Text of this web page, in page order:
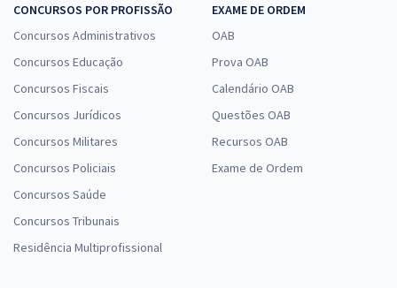
CONCURSOS POR PROFISSÃO
Concursos Administrativos
Concursos Educação
Concursos Fiscais
Concursos Jurídicos
Concursos Militares
Concursos Policiais
Concursos Saúde
Concursos Tribunais
Residência Multiprofissional
EXAME DE ORDEM
OAB
Prova OAB
Calendário OAB
Questões OAB
Recursos OAB
Exame de Ordem